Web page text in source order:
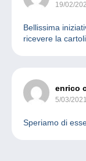
19/02/
Bellissima
ricevere la
enrico
5/03/
Speriamo di